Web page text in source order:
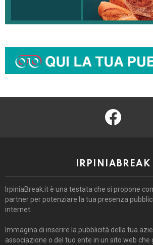
facebook
IRPINIABREAK
IrpiniaBreak.it è una testata che si propone
partner per potenziare la tua presenza
internet.
Immagina di inserire la pubblicità della tua
associazione o del tuo ente in un sito web